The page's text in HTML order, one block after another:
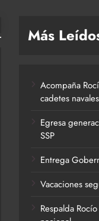
Más
Acompaña
cadetes navales
Egresa
SSP
Entrega
Vacaciones
Respalda